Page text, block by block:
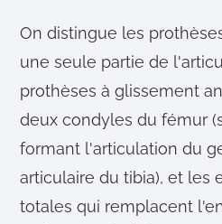
On distingue les
une seule partie de
prothèses à glissement
deux condyles du fémur
formant l'articulation du
articulaire du tibia), et les
totales qui remplacent